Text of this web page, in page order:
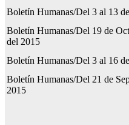
Boletín Humanas/Del 3 al 13
Boletín Humanas/Del 19 de
del 2015
Boletín Humanas/Del 3 al 16
Boletín Humanas/Del 21 de
2015